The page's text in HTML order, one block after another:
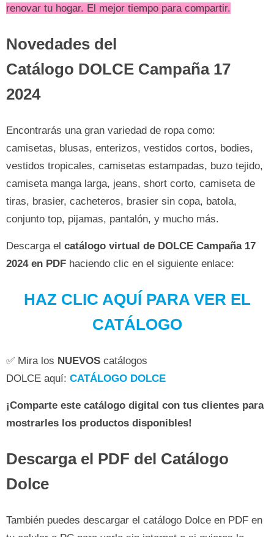
renovar tu hogar. El mejor tiempo para compartir.
Novedades del
Catálogo DOLCE Campaña 17
2024
Encontrarás una gran variedad de ropa como:
camisetas, blusas, enterizos, vestidos cortos, bodies,
vestidos tropicales, camisetas estampadas, buzo tejido,
camiseta manga larga, jeans, short corto, camiseta de
tiras, brasier, cacheteros, brasier sin copa, batola,
conjunto top, pijamas, pantalón, y mucho más.
Descarga el catálogo virtual de DOLCE Campaña 17
2024 en PDF haciendo clic en el siguiente enlace:
HAZ CLIC AQUÍ PARA VER EL
CATÁLOGO
✅ Mira los NUEVOS catálogos
DOLCE aquí: CATÁLOGO DOLCE
¡Comparte este catálogo digital con tus clientes para
mostrarles los productos disponibles!
Descarga el PDF del Catálogo
Dolce
También puedes descargar el catálogo Dolce en PDF en